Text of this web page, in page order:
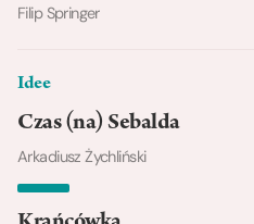
Filip Springer
Idee
Czas (na) Sebalda
Arkadiusz Żychliński